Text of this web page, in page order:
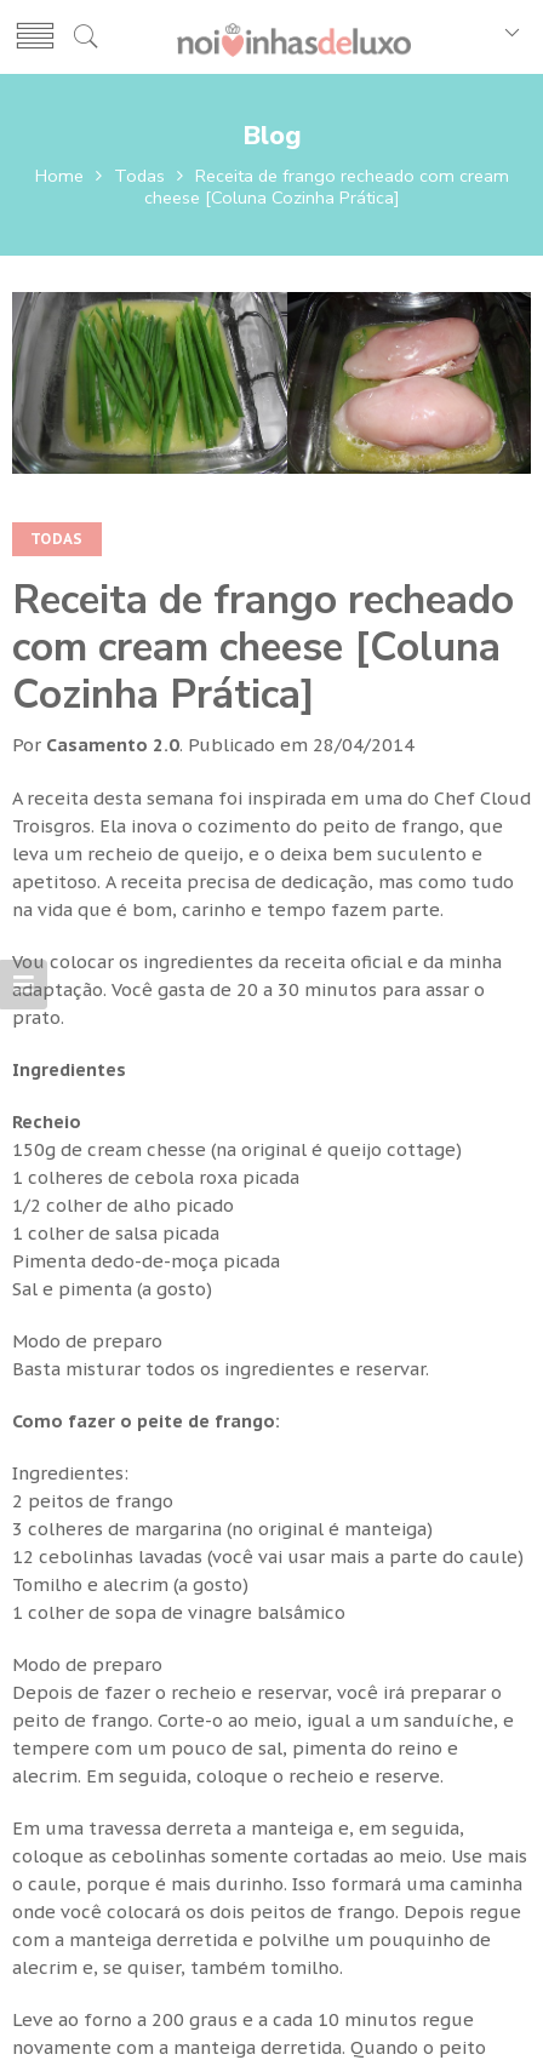
Blog
Home Todas
Receita de frango recheado com cream
cheese [Coluna Cozinha Prática]
TODAS
Receita de frango recheado
com cream cheese [Coluna
Cozinha Prática]
Por Casamento 2.0. Publicado em 28/04/2014
A receita desta semana foi inspirada em uma do Chef Cloud
Troisgros. Ela inova o cozimento do peito de frango, que
leva um recheio de queijo, e o deixa bem suculento e
apetitoso. A receita precisa de dedicação, mas como tudo
na vida que é bom, carinho e tempo fazem parte.
Vou colocar os ingredientes da receita oficial e da minha
adaptação. Você gasta de 20 a 30 minutos para assar o
prato.
Ingredientes
Recheio
150g de cream chesse (na original é queijo cottage)
1 colheres de cebola roxa picada
1/2 colher de alho picado
1 colher de salsa picada
Pimenta dedo-de-moça picada
Sal e pimenta (a gosto)
Modo de preparo
Basta misturar todos os ingredientes e reservar.
Como fazer o peite de frango:
Ingredientes:
2 peitos de frango
3 colheres de margarina (no original é manteiga)
12 cebolinhas lavadas (você vai usar mais a parte do caule)
Tomilho e alecrim (a gosto)
1 colher de sopa de vinagre balsâmico
Modo de preparo
Depois de fazer o recheio e reservar, você irá preparar o
peito de frango. Corte-o ao meio, igual a um sanduíche, e
tempere com um pouco de sal, pimenta do reino e
alecrim. Em seguida, coloque o recheio e reserve.
Em uma travessa derreta a manteiga e, em seguida,
coloque as cebolinhas somente cortadas ao meio. Use mais
o caule, porque é mais durinho. Isso formará uma caminha
onde você colocará os dois peitos de frango. Depois regue
com a manteiga derretida e polvilhe um pouquinho de
alecrim e, se quiser, também tomilho.
Leve ao forno a 200 graus e a cada 10 minutos regue
novamente com a manteiga derretida. Quando o peito